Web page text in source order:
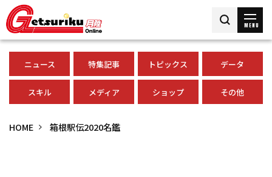
MENU
ニュース 特集記事 トピックス データ
スキル メディア ショップ その他
HOME 箱根駅伝2020名鑑